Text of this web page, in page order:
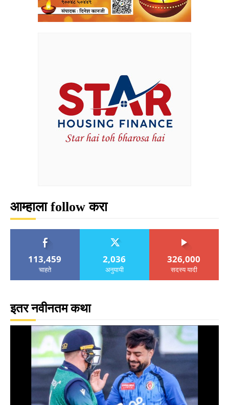
आम्हाला follow करा
113,459
चाहते
2,036
अनुयायी
326,000
सदस्य यादी
इतर नवीनतम कथा